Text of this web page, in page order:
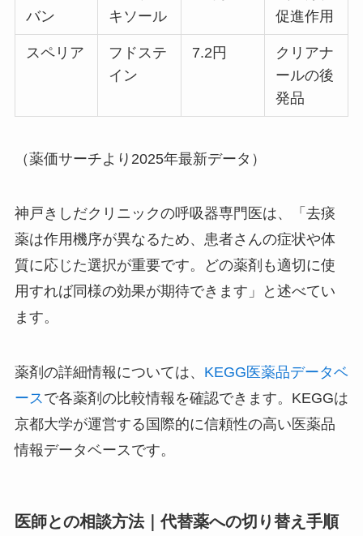
バン
キソール
促進作用
スペリア
フドステ
イン
7.2円
クリアナ
ールの後
発品
（薬価サーチより2025年最新データ）
神戸きしだクリニックの呼吸器専門医は、「去痰
薬は作用機序が異なるため、患者さんの症状や体
質に応じた選択が重要です。どの薬剤も適切に使
用すれば同様の効果が期待できます」と述べてい
ます。
薬剤の詳細情報については、 KEGG医薬品データベ
ースで各薬剤の比較情報を確認できます。KEGGは
京都大学が運営する国際的に信頼性の高い医薬品
情報データベースです。
医師との相談方法｜代替薬への切り替え手順